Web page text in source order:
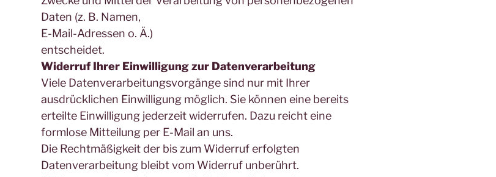
Daten (z. B. Namen,
E-Mail-Adressen o. Ä.)
entscheidet.
Widerruf Ihrer Einwilligung zur Datenverarbeitung
Viele Datenverarbeitungsvorgänge sind nur mit Ihrer
ausdrücklichen Einwilligung möglich. Sie können eine bereits
erteilte Einwilligung jederzeit widerrufen. Dazu reicht eine
formlose Mitteilung per E-Mail an uns.
Die Rechtmäßigkeit der bis zum Widerruf erfolgten
Datenverarbeitung bleibt vom Widerruf unberührt.